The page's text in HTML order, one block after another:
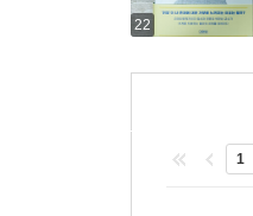
끊임없이 울려
병리현상으로
진화사에서
먹잇감이었다
연결에 민감하
22
1